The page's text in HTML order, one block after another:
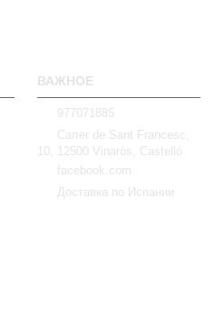
ВАЖНОЕ
977071885
Carrer de Sant Francesc,
10, 12500 Vinaròs, Castelló
facebook.com
Доставка по Испании